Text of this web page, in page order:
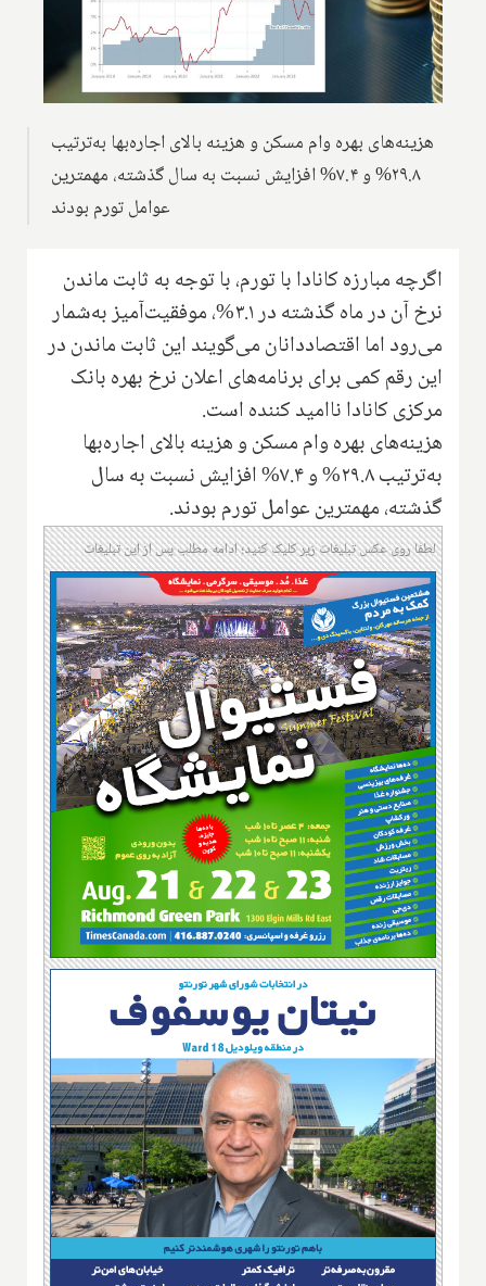
هزینه‌های بهره وام مسکن و هزینه بالای اجاره‌بها به‌ترتیب
۲۹.۸% و ۷.۴% افزایش نسبت به سال گذشته، مهمترین
عوامل تورم بودند
اگرچه مبارزه کانادا با تورم، با توجه به ثابت ماندن
نرخ آن در ماه گذشته در ۳.۱%، موفقیت‌آمیز به‌شمار
می‌رود اما اقتصاددانان می‌گویند این ثابت ماندن در
این رقم کمی برای برنامه‌های اعلان نرخ بهره بانک
مرکزی کانادا ناامید کننده است.
هزینه‌های بهره وام مسکن و هزینه بالای اجاره‌بها
به‌ترتیب ۲۹.۸% و ۷.۴% افزایش نسبت به سال
گذشته، مهمترین عوامل تورم بودند.
لطفا روی عکس تبلیغات زیر کلیک کنید؛ ادامه مطلب پس از این تبلیغات